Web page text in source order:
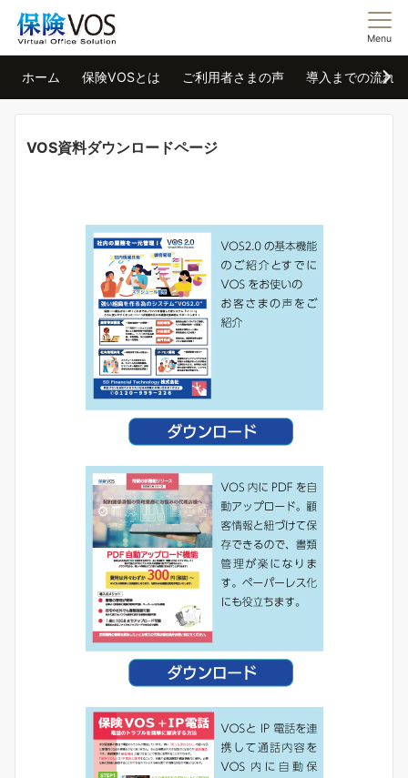
Menu
ホーム 保険VOSとは ご利用者さまの声 導入までの流れ
VOS資料ダウンロードページ